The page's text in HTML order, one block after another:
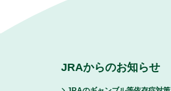
JRAからのお知らせ